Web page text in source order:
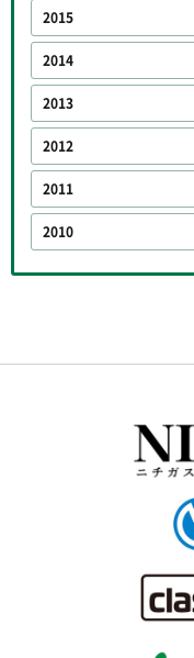
2015
2014
2013
2012
2011
2010